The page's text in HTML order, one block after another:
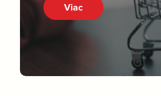
Viac